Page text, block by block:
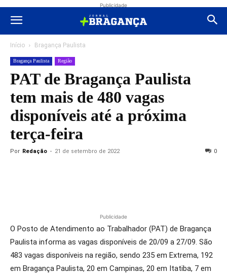
Publicidade
Início Bragança Paulista
Bragança Paulista Região
PAT de Bragança Paulista
tem mais de 480 vagas
disponíveis até a próxima
terça-feira
Por Redação - 21 de setembro de 2022 0
Publicidade
O Posto de Atendimento ao Trabalhador (PAT) de Bragança
Paulista informa as vagas disponíveis de 20/09 a 27/09. São
483 vagas disponíveis na região, sendo 235 em Extrema, 192
em Bragança Paulista, 20 em Campinas, 20 em Itatiba, 7 em